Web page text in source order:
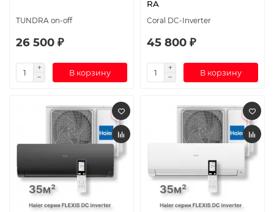
TUNDRA on-off
26 500 ₽
В корзину
RA
Coral DC-Inverter
45 800 ₽
В корзину